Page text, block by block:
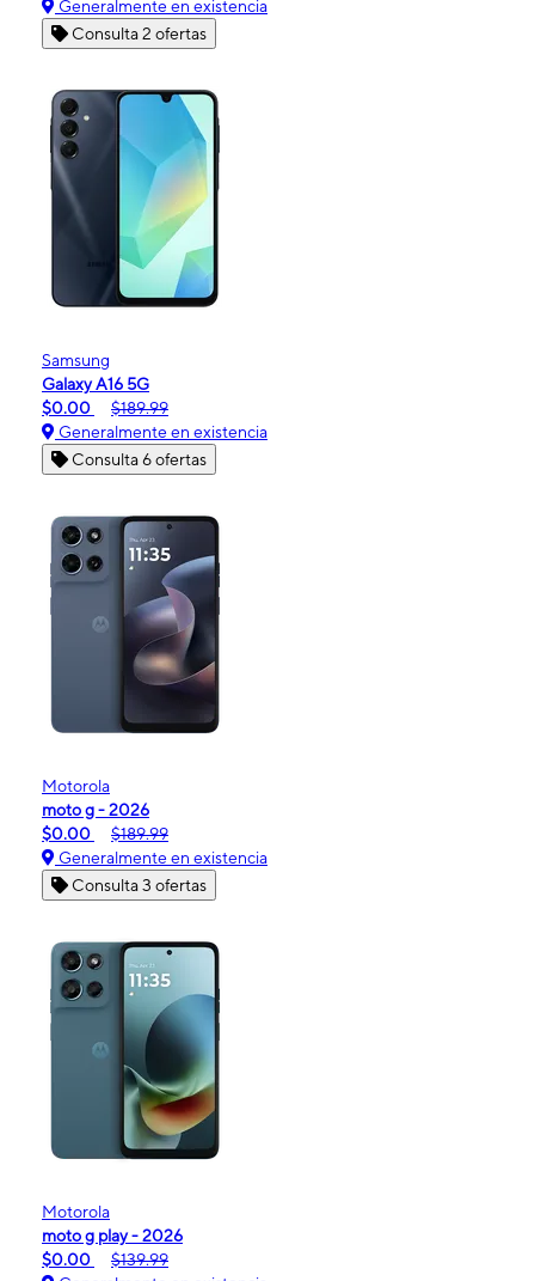
Generalmente en existencia
Consulta 2 ofertas
Samsung
Galaxy A16 5G
$0.00
$189.99
Generalmente en existencia
Consulta 6 ofertas
Motorola
moto g - 2026
$0.00
$189.99
Generalmente en existencia
Consulta 3 ofertas
Motorola
moto g play - 2026
$0.00
$139.99